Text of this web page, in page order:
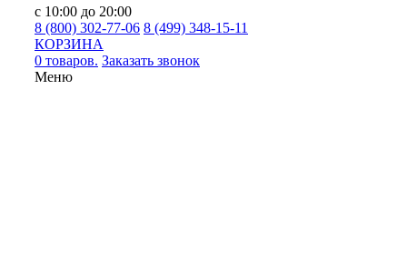
с 10:00 до 20:00
8 (800) 302-77-06 8 (499) 348-15-11
КОРЗИНА
0 товаров. Заказать звонок
Меню